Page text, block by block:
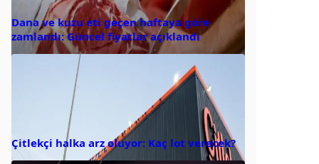
Dana ve kuzu eti geçen haftaya göre
zamlandı: Güncel fiyatlar açıklandı
Çitlekçi halka arz oluyor: Kaç lot verecek?